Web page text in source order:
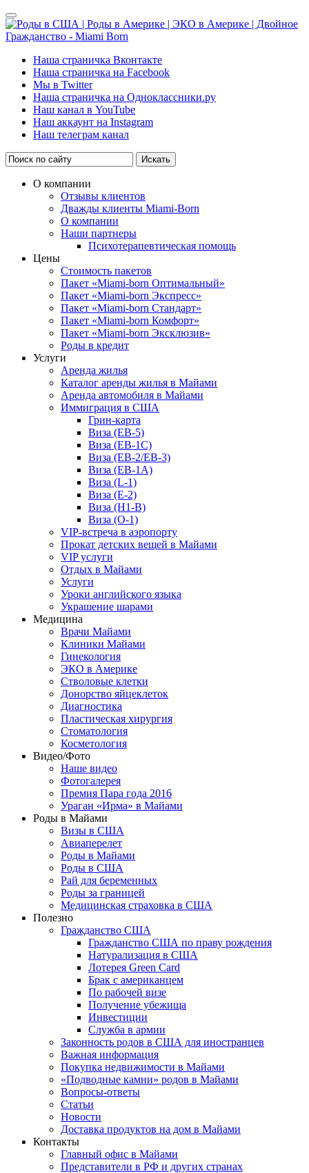
Наша страничка Вконтакте
Наша страничка на Facebook
Мы в Twitter
Наша страничка на Одноклассники.ру
Наш канал в YouTube
Наш аккаунт на Instagram
Наш телеграм канал
Искать
О компании
Отзывы клиентов
Дважды клиенты Miami-Born
О компании
Наши партнеры
Психотерапевтическая помощь
Цены
Стоимость пакетов
Пакет «Miami-born Оптимальный»
Пакет «Miami-born Экспресс»
Пакет «Miami-born Стандарт»
Пакет «Miami-born Комфорт»
Пакет «Miami-born Эксклюзив»
Роды в кредит
Услуги
Аренда жилья
Каталог аренды жилья в Майами
Аренда автомобиля в Майами
Иммиграция в США
Грин-карта
Виза (EB-5)
Виза (EB-1C)
Виза (EB-2/EB-3)
Виза (EB-1A)
Виза (L-1)
Виза (E-2)
Виза (H1-B)
Виза (O-1)
VIP-встреча в аэропорту
Прокат детских вещей в Майами
VIP услуги
Отдых в Майами
Услуги
Уроки английского языка
Украшение шарами
Медицина
Врачи Майами
Клиники Майами
Гинекология
ЭКО в Америке
Стволовые клетки
Донорство яйцеклеток
Диагностика
Пластическая хирургия
Стоматология
Косметология
Видео/Фото
Наше видео
Фотогалерея
Премия Пара года 2016
Ураган «Ирма» в Майами
Роды в Майами
Визы в США
Авиаперелет
Роды в Майами
Роды в США
Рай для беременных
Роды за границей
Медицинская страховка в США
Полезно
Гражданство США
Гражданство США по праву рождения
Натурализация в США
Лотерея Green Card
Брак с американцем
По рабочей визе
Получение убежища
Инвестиции
Служба в армии
Законность родов в США для иностранцев
Важная информация
Покупка недвижимости в Майами
«Подводные камни» родов в Майами
Вопросы-ответы
Статьи
Новости
Доставка продуктов на дом в Майами
Контакты
Главный офис в Майами
Представители в РФ и других странах